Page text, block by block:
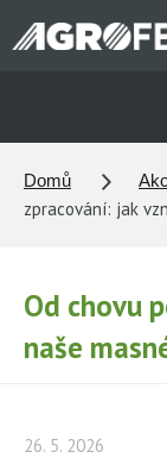
O
Domů
zpracování: jak
Od chovu
naše
26. 5. 2026